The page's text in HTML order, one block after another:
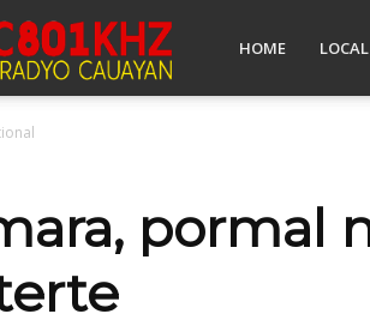
Bombo
Cauayan
HOME
pormal